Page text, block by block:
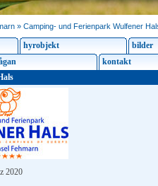
» Camping- und Ferienpark Wulfener
hyrobjekt
bilder
kontakt
2020